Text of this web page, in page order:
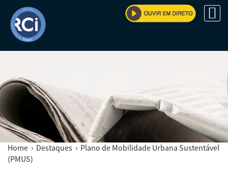
Home › Destaques › Plano de Mobilidade Urbana Sustentável
(PMUS)